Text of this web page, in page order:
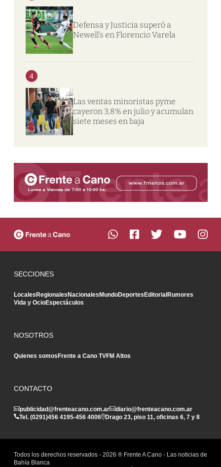
Defensa y Justicia superó a
Newell’s en Florencio Varela
4
Las ventas minoristas pyme
cayeron 3,8% en julio y acumulan
siete meses en baja
SECCIONES
LocalesRegionalesNacionalesMundoDeportesEditorialRumores
Vida y OcioEspectáculos
NOSOTROS
Quienes somosFrente a Cano TVFM Altos
CONTACTO
publicidad@frenteacano.com.ar
diario@frenteacano.com.ar
Tel. (0291)456 4195-456 4006 Drago 23, piso 11, oficinas 6, 7 y 8
Todos los derechos reservados - 2026 ® Frente A Cano - Las noticias de
Bahía Blanca